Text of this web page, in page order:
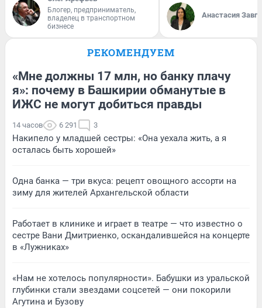
Блогер, предприниматель,
владелец в транспортном
бизнесе
Анастасия
РЕКОМЕНДУЕМ
«Мне должны 17 млн, но банку плачу
я»: почему в Башкирии обманутые в
ИЖС не могут добиться правды
14 часов 6 291 3
Накипело у младшей сестры: «Она уехала жить, а я
осталась быть хорошей»
Одна банка — три вкуса: рецепт овощного ассорти на
зиму для жителей Архангельской области
Работает в клинике и играет в театре — что известно о
сестре Вани Дмитриенко, оскандалившейся на концерте
в «Лужниках»
«Нам не хотелось популярности». Бабушки из уральской
глубинки стали звездами соцсетей — они покорили
Агутина и Бузову